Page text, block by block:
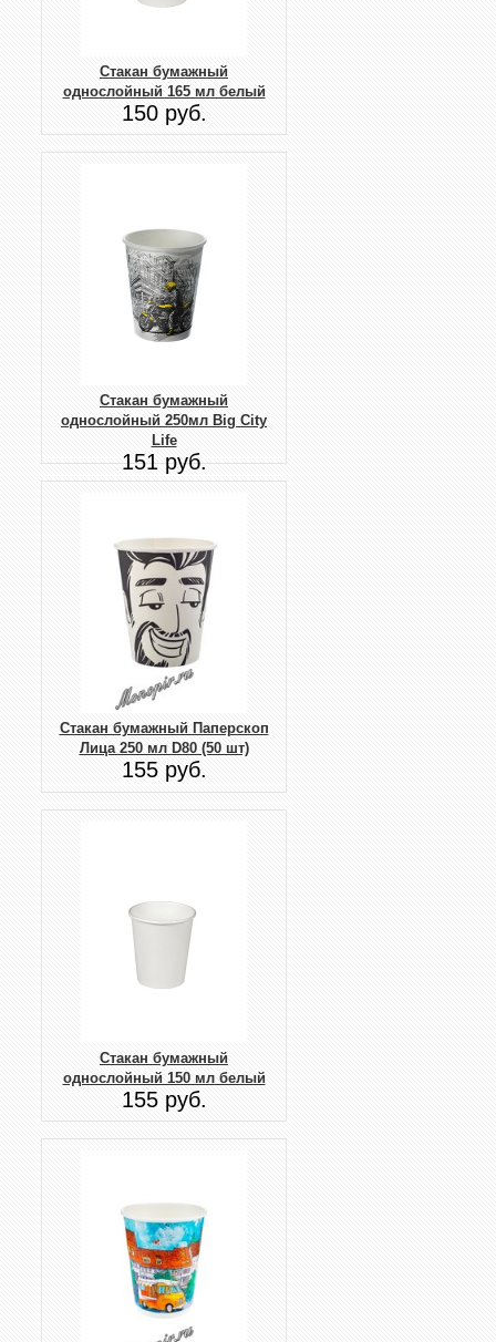
Стакан бумажный
однослойный 165 мл белый
150 руб.
Стакан бумажный
однослойный 250мл Big City
Life
151 руб.
Стакан бумажный Паперскоп
Лица 250 мл D80 (50 шт)
155 руб.
Стакан бумажный
однослойный 150 мл белый
155 руб.